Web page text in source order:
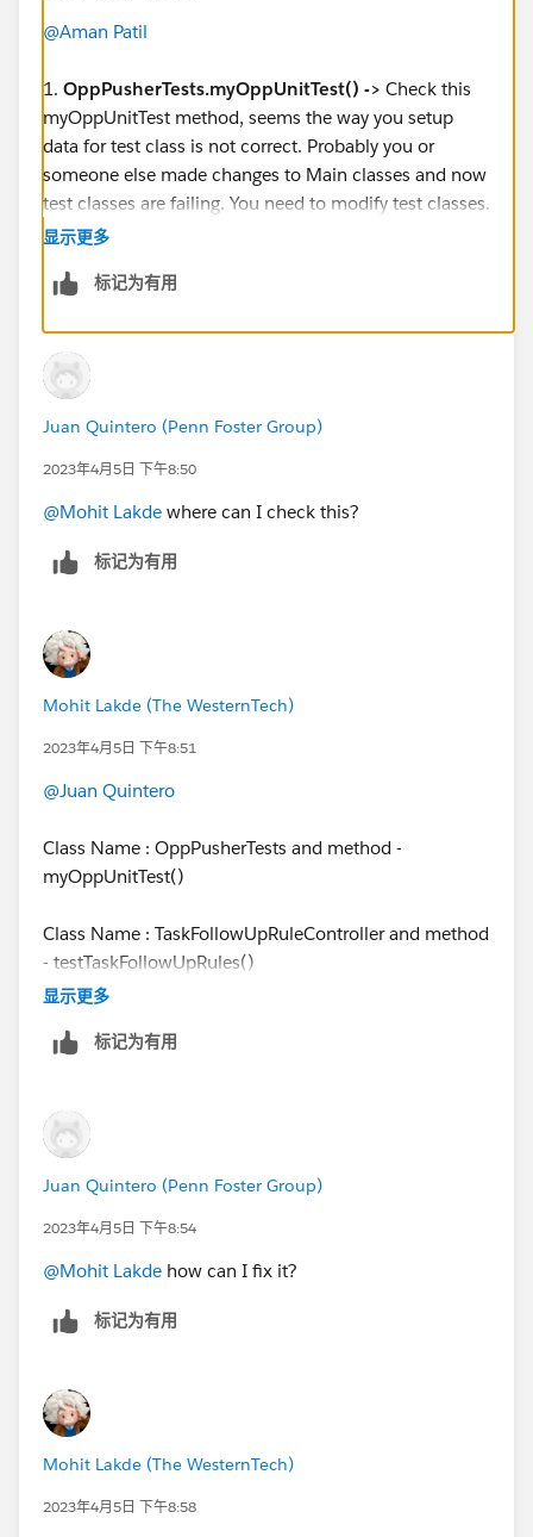
@Aman Patil
1. OppPusherTests.myOppUnitTest() -> Check this
myOppUnitTest method, seems the way you setup
data for test class is not correct. Probably you or
someone else made changes to Main classes and now
test classes are failing. You need to modify test classes.
es() ->Go to this method and check one of DML used
显示更多
标记为有用
Juan Quintero (Penn Foster Group)
2023年4月5日 下午8:50
@Mohit Lakde where can I check this?
标记为有用
Mohit Lakde (The WesternTech)
2023年4月5日 下午8:51
@Juan Quintero
Class Name : OppPusherTests and method -
myOppUnitTest()
Class Name : TaskFollowUpRuleController and method
- testTaskFollowUpRules()
显示更多
标记为有用
Juan Quintero (Penn Foster Group)
2023年4月5日 下午8:54
@Mohit Lakde how can I fix it?
标记为有用
Mohit Lakde (The WesternTech)
2023年4月5日 下午8:58